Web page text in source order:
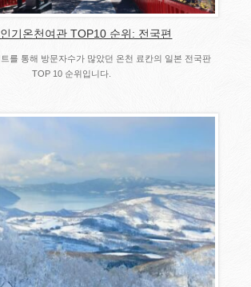
기온천여관 TOP10 순위: 전국편
를 통해 방문자수가 많았던 온천 료칸의 일본 전국판
TOP 10 순위입니다.